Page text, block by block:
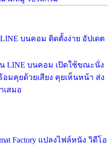
บนคอม ติดตั้งง่าย อัปเดต
LINE บนคอม เปิดใช้ขณะนั่ง
มคุยด้วยเสียง คุยเห็นหน้า ส่ง
เสมอ
Factory แปลงไฟล์หนัง วิดีโอ